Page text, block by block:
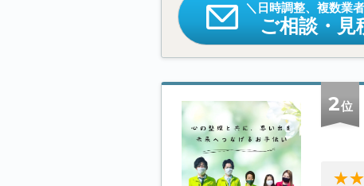
日時調整、複数業
ご相談・見
2位